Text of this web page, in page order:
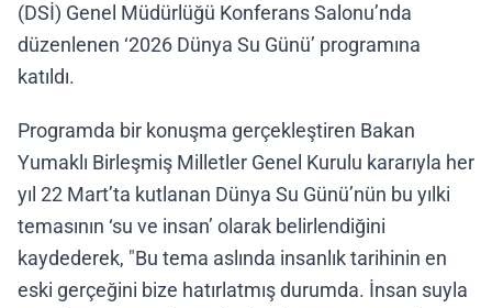
(DSİ) Genel Müdürlüğü Konferans Salonu’nda
düzenlenen ‘2026 Dünya Su Günü’ programına
katıldı.
Programda bir konuşma gerçekleştiren Bakan
Yumaklı Birleşmiş Milletler Genel Kurulu kararıyla her
yıl 22 Mart’ta kutlanan Dünya Su Günü’nün bu yılki
temasının ‘su ve insan’ olarak belirlendiğini
kaydederek, "Bu tema aslında insanlık tarihinin en
eski gerçeğini bize hatırlatmış durumda. İnsan suyla